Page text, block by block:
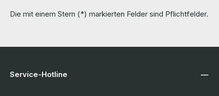
Die mit einem Stern (*) markierten Felder sind Pflichtfelder.
Service-Hotline